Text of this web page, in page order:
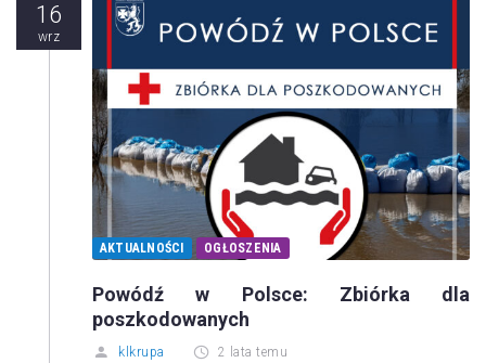
16
wrz
AKTUALNOŚCI OGŁOSZENIA
Powódź w Polsce: Zbiórka dla
poszkodowanych
klkrupa 2 lata temu